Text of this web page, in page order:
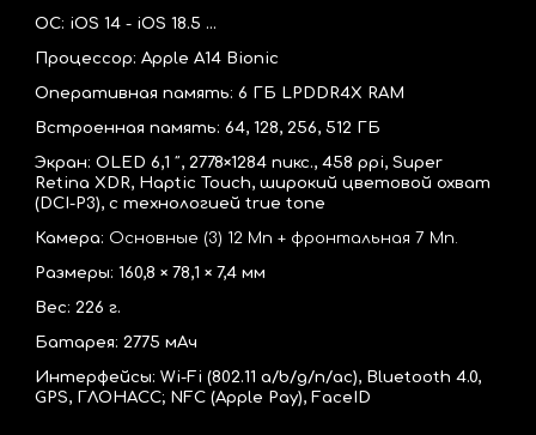
ОС: iOS 14 - iOS 18.5 ...
Процессор: Apple A14 Bionic
Оперативная память: 6 ГБ LPDDR4X RAM
Встроенная память: 64, 128, 256, 512 ГБ
Экран: OLED 6,1 ″, 2778×1284 пикс., 458 ppi, Super
Retina XDR, Haptic Touch, широкий цветовой охват
(DCI-P3), c технологией true tone
Камера: Основные (3) 12 Мп + фронтальная 7 Мп.
Размеры: 160,8 × 78,1 × 7,4 мм
Вес:226 г.
Батарея: 2775 мАч
Интерфейсы: Wi-Fi (802.11 a/b/g/n/ac), Bluetooth 4.0,
GPS, ГЛОНАСС; NFC (Apple Pay), FaceID